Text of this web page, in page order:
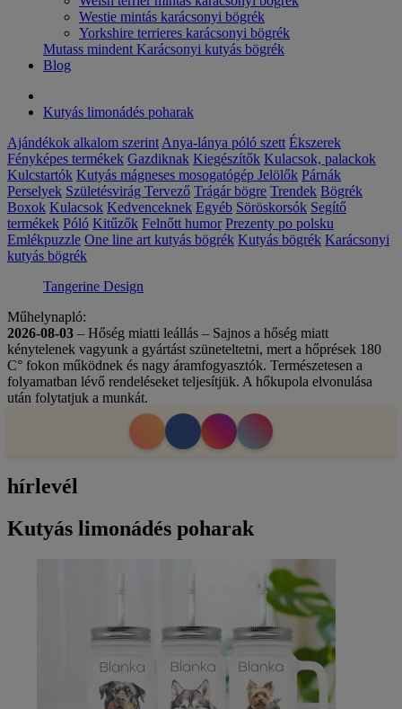
Westie mintás karácsonyi bögrék
Yorkshire terrieres karácsonyi bögrék
Mutass mindent Karácsonyi kutyás bögrék
Blog
Kutyás limonádés poharak
Ajándékok alkalom szerint Anya-lánya póló szett Ékszerek
Fényképes termékek Gazdiknak Kiegészítők Kulacsok, palackok
Kulcstartók Kutyás mágneses mosogatógép Jelölők Párnák
Perselyek Születésvirág Tervező Trágár bögre Trendek Bögrék
Boxok Kulacsok Kedvenceknek Egyéb Söröskorsók Segítő
termékek Póló Kitűzők Felnőtt humor Prezenty po polsku
Emlékpuzzle One line art kutyás bögrék Kutyás bögrék Karácsonyi
kutyás bögrék
Tangerine Design
Műhelynapló:
2026-08-03 – Hőség miatti leállás – Sajnos a hőség miatt
kénytelenek vagyunk a gyártást szüneteltetni, mert a hőprések 180
C° fokon működnek és nagy áramfogyasztók. Természetesen a
folyamatban lévő rendeléseket teljesítjük. A hőkupola elvonulása
után folytatjuk a munkát.
hírlevél
Kutyás limonádés poharak